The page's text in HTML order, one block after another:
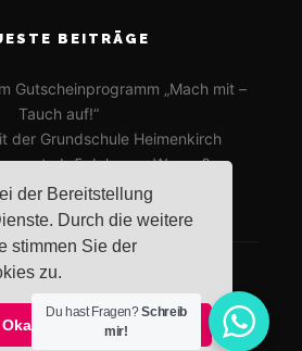
der Bereitstellung
Durch die weitere
stimmen Sie der
zu.
Okay!
BEITRÄGE
Gutscheinprogramm „Mach mit –
Tauch auf!“
der Grundschule Heimenkirch
erst ab 5 Jahren – Warum?
Proudly Built By
Apollo13
Du hast Fragen?Schreib
mir!